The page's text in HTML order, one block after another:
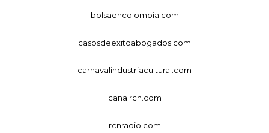
bolsaencolombia.com
casosdeexitoabogados.com
carnavalindustriacultural.com
canalrcn.com
rcnradio.com